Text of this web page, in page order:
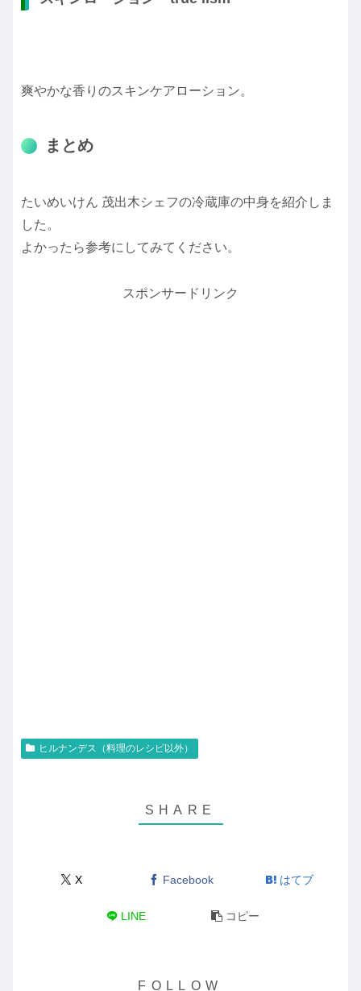
爽やかな香りのスキンケアローション。
まとめ
たいめいけん 茂出木シェフの冷蔵庫の中身を紹介しま
した。
よかったら参考にしてみてください。
スポンサードリンク
ヒルナンデス（料理のレシピ以外）
X Facebook はてブ
LINE コピー